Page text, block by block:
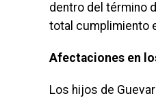
dentro del término
total cumplimiento
Afectaciones en
Los hijos de